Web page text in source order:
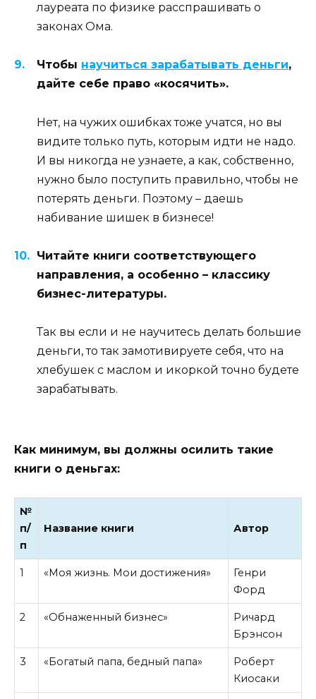
лауреата по физике расспрашивать о
законах Ома.
Чтобы научиться зарабатывать деньги,
дайте себе право «косячить».
Нет, на чужих ошибках тоже учатся, но вы
видите только путь, которым идти не надо.
И вы никогда не узнаете, а как, собственно,
нужно было поступить правильно, чтобы не
потерять деньги. Поэтому – даешь
набивание шишек в бизнесе!
Читайте книги соответствующего
направления, а особенно – классику
бизнес-литературы.
Так вы если и не научитесь делать большие
деньги, то так замотивируете себя, что на
хлебушек с маслом и икоркой точно будете
зарабатывать.
Как минимум, вы должны осилить такие
книги о деньгах:
№
п/
п
Название книги Автор
1 «Моя жизнь. Мои достижения»
Генри
Форд
2 «Обнаженный бизнес»
Ричард
Брэнсон
3 «Богатый папа, бедный папа»
Роберт
Киосаки